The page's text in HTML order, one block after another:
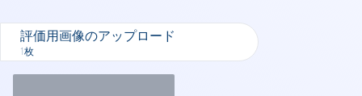
評価用画像のアップロード
1枚